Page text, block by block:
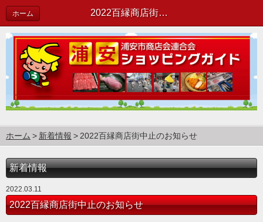
2022百縁商店街中止のお知らせ | 新着情報
ホーム
ホーム 新着情報 2022百縁商店街中止のお知らせ
新着情報
2022.03.11
2022百縁商店街中止のお知らせ